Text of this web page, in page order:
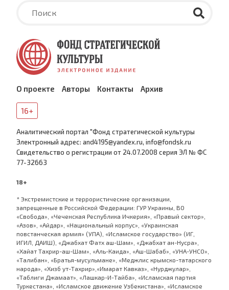
О проекте Авторы Контакты Архив
16+
Аналитический портал "Фонд стратегической культуры
Электронный адрес: and4195@yandex.ru, info@fondsk.ru
Cвидетельство о регистрации от 24.07.2008 серия ЭЛ № ФС
77-32663
18+
* Экстремистские и террористические организации,
запрещенные в Российской Федерации: ГУР Украины, ВО
«Свобода», «Чеченская Республика Ичкерия», «Правый сектор»,
«Азов», «Айдар», «Национальный корпус», «Украинская
повстанческая армия» (УПА), «Исламское государство» (ИГ,
ИГИЛ, ДАИШ), «Джабхат Фатх аш-Шам», «Джабхат ан-Нусра»,
«Хайат Тахрир-аш-Шам», «Аль-Каида», «Аш-Шабаб», «УНА-УНСО»,
«Талибан», «Братья-мусульмане», «Меджлис крымско-татарского
народа», «Хизб ут-Тахрир»,«Имарат Кавказ», «Нурджулар»,
«Таблиги Джамаат», «Лашкар-И-Тайба», «Исламская партия
Туркестана», «Исламское движение Узбекистана», «Исламское